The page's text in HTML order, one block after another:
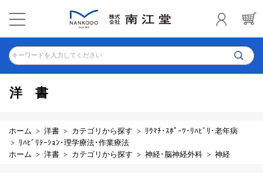
キーワードを入力してください
洋書
ホーム 洋書 カテゴリから探す
ﾘｳﾏﾁ･ｽﾎﾟｰﾂ･ﾘﾊﾋﾞﾘ･老年病
ﾘﾊﾋﾞﾘﾃｰｼｮﾝ･理学療法･作業療法
ホーム
洋書 カテゴリから探す 神経･脳神経外科 神経